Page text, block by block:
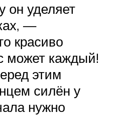
он уделяет
—
красиво
может каждый!
этим
силён у
нужно